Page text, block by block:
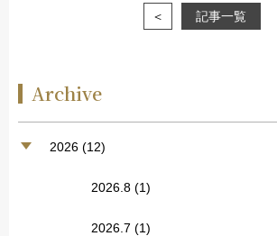
＜ 記事一覧
Archive
2026 (12)
2026.8 (1)
2026.7 (1)